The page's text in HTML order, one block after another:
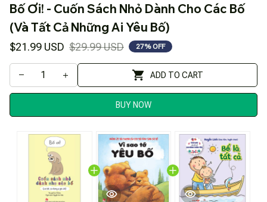
Bố Ơi! - Cuốn Sách Nhỏ Dành Cho Các Bố
(Và Tất Cả Những Ai Yêu Bố)
$21.99 USD $29.99 USD 27% OFF
ADD TO CART
BUY NOW